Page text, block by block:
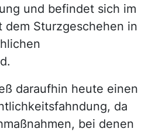
und befindet sich im
dem Sturzgeschehen in
daraufhin heute einen
da
bei denen